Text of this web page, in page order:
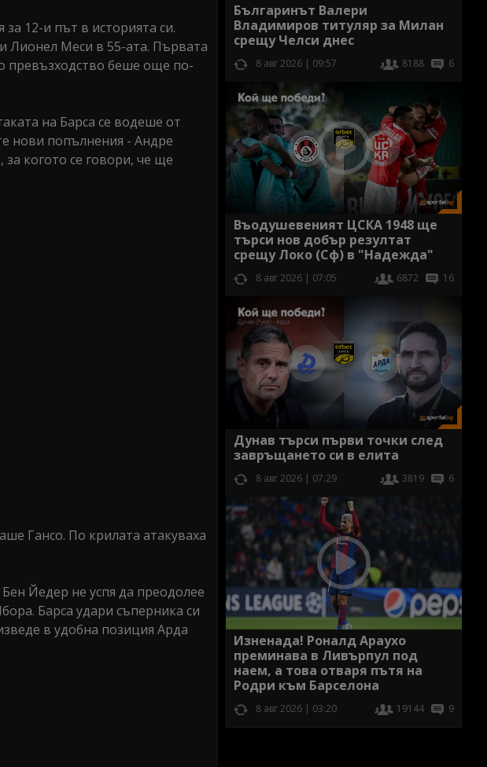
12-и път в историята си.
Лионел Меси в 55-ата. Първата
превъзходство беше още по-
на Барса се водеше от
нови попълнения - Андре
когото се говори, че ще
Гансо. По крилата атакуваха
Йедер не успя да преодолее
Барса удари съперника си
в удобна позиция Арда
Българинът Валери
Владимиров титуляр за Милан
срещу Челси днес
8 авг 2026 | 09:57 8188 6
Въодушевеният ЦСКА 1948 ще
търси нов добър резултат
срещу Локо (Сф) в "Надежда"
8 авг 2026 | 07:05 6872 16
Дунав търси първи точки след
завръщането си в елита
8 авг 2026 | 07:29 3819 6
Изненада! Роналд Араухо
преминава в Ливърпул под
наем, а това отваря пътя на
Родри към Барселона
8 авг 2026 | 03:20 19144 9